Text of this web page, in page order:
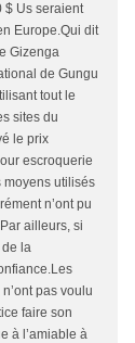
$ Us seraient
Europe.Qui dit
Gizenga
de Gungu
tout le
sites du
le prix
escroquerie
moyens utilisés
n’ont pu
ailleurs, si
de la
pas voulu
faire son
à l’amiable à